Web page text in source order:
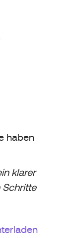
haben
klarer